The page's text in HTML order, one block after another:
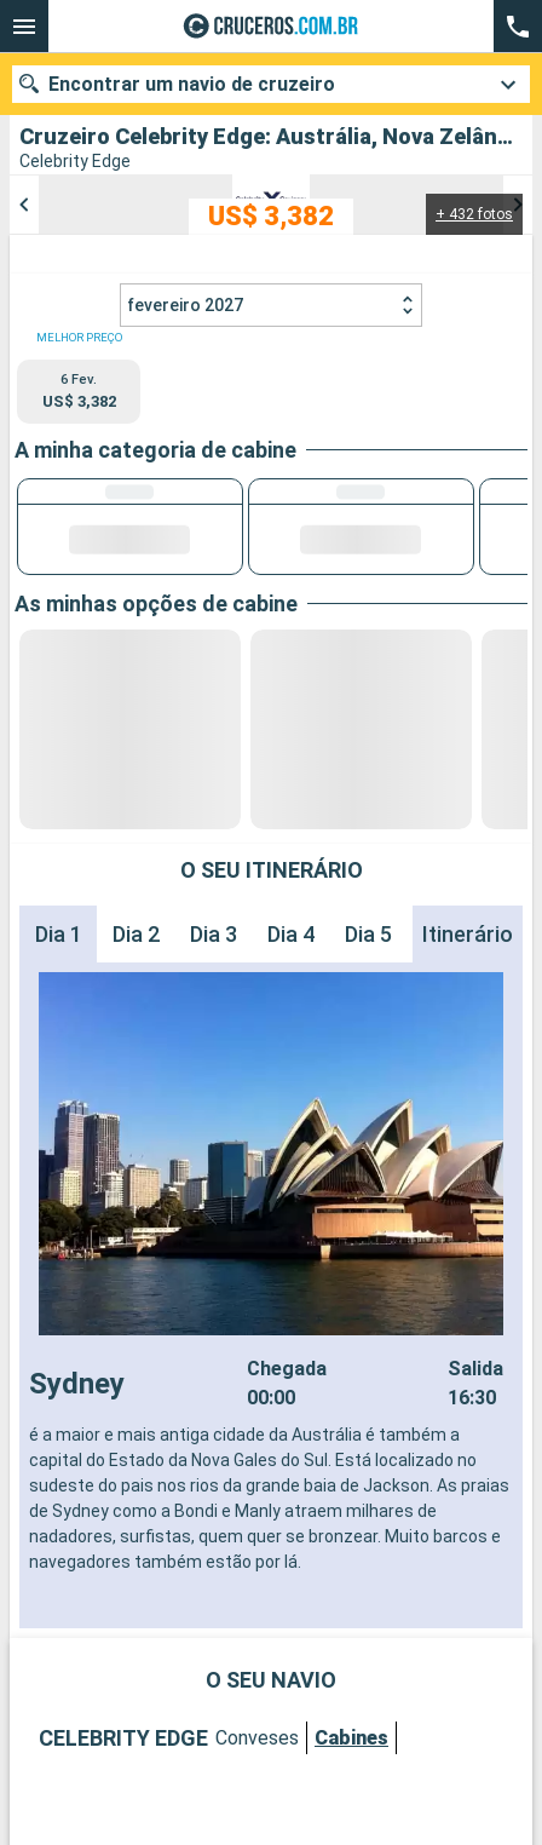
Cruzeiro Celebrity Edge: Austrália, Nova Zelândia partindo de Sydney
Celebrity Edge
+ 432 fotos
US$ 3,382
fevereiro 2027
MELHOR PREÇO
6 Fev.
US$ 3,382
A minha categoria de cabine
As minhas opções de cabine
O SEU ITINERÁRIO
Dia 1 Dia 2 Dia 3 Dia 4 Dia 5 Dia 6 Dia
Itinerário
Sydney
Chegada
00:00
Salida
16:30
é a maior e mais antiga cidade da Austrália é também a
capital do Estado da Nova Gales do Sul. Está localizado no
sudeste do pais nos rios da grande baia de Jackson. As praias
de Sydney como a Bondi e Manly atraem milhares de
nadadores, surfistas, quem quer se bronzear. Muito barcos e
navegadores também estão por lá.
O SEU NAVIO
CELEBRITY EDGE Conveses Cabines
Encontrar um navio de cruzeiro
Cidades Companhias